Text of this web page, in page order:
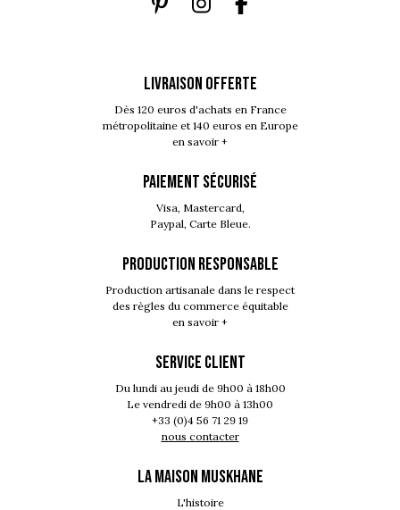
LIVRAISON OFFERTE
Dès 120 euros d'achats en France
métropolitaine et 140 euros en Europe
en savoir +
PAIEMENT SÉCURISÉ
Visa, Mastercard,
Paypal, Carte Bleue.
PRODUCTION RESPONSABLE
Production artisanale dans le respect
des règles du commerce équitable
en savoir +
SERVICE CLIENT
Du lundi au jeudi de 9h00 à 18h00
Le vendredi de 9h00 à 13h00
+33 (0)4 56 71 29 19
nous contacter
LA MAISON MUSKHANE
L'histoire